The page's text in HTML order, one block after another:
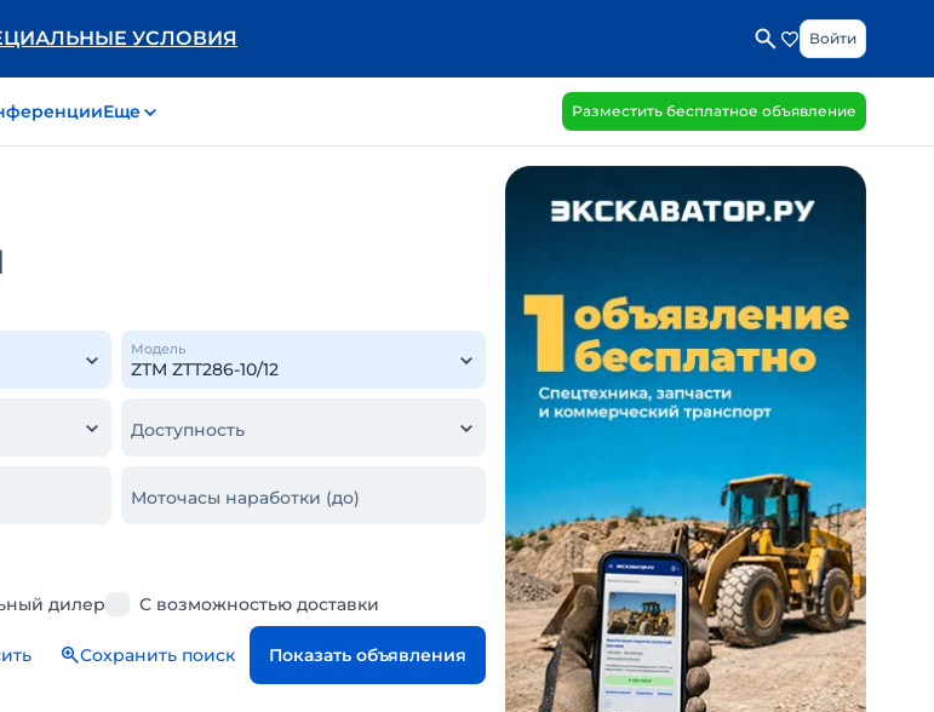
УСЛОВИЯ Войти
Еще Разместить бесплатное объявление
Модель
Доступность
Моточасы наработки (до)
дилер С возможностью доставки
Сохранить поиск Показать объявления